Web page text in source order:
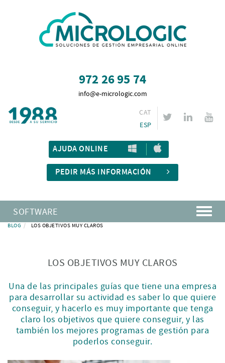
972 26 95 74
info@e-micrologic.com
CAT
ESP
AJUDA ONLINE
PEDIR MÁS INFORMACIÓN
SOFTWARE
BLOG LOS OBJETIVOS MUY CLAROS
LOS OBJETIVOS MUY CLAROS
Una de las principales guías que tiene una empresa
para desarrollar su actividad es saber lo que quiere
conseguir, y hacerlo es muy importante que tenga
claro los objetivos que quiere conseguir, y las
también los mejores programas de gestión para
poderlos conseguir.